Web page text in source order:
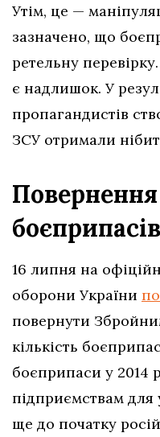
Утім, це —
зазначено, що
ретельну
є надлишок. У
пропагандистів
ЗСУ отримали
16 липня на
оборони України
повернути
кількість
боєприпаси у 2014
підприємствам для
ще до початку